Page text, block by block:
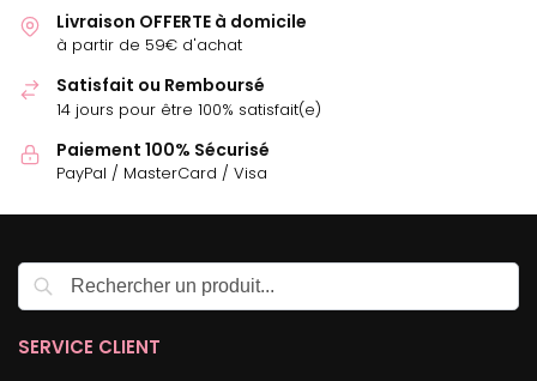
Livraison OFFERTE à domicile
à partir de 59€ d'achat
Satisfait ou Remboursé
14 jours pour être 100% satisfait(e)
Paiement 100% Sécurisé
PayPal / MasterCard / Visa
SERVICE CLIENT